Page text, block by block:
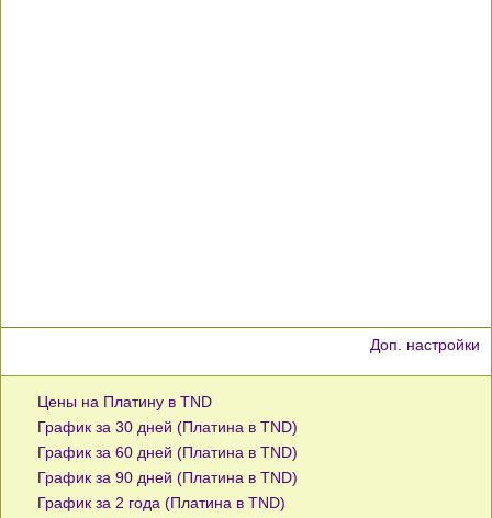
Доп. настройки
Цены на Платину в TND
График за 30 дней (Платина в TND)
График за 60 дней (Платина в TND)
График за 90 дней (Платина в TND)
График за 2 года (Платина в TND)